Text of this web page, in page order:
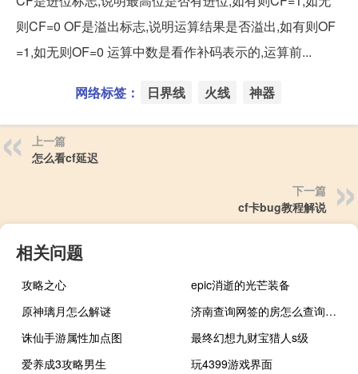
则CF=0 OF是溢出标志,说明运算结果是否溢出,如有则OF
=1,如无则OF=0 运算中数是看作补码表示的,运算前...
网络标签： 日界线 火线 神器
上一篇
怎么看cf延迟
下一篇
cf卡bug教程解说
相关问题
攻略之心
epic消逝的光芒装备
原神璃月怎么解谜
济南查询网签的房怎么查询（济南如何查询购房网签）
诛仙手游属性加点图
最终幻想九财宝猎人s级
爱养成3攻略男生
玩4399游戏界面